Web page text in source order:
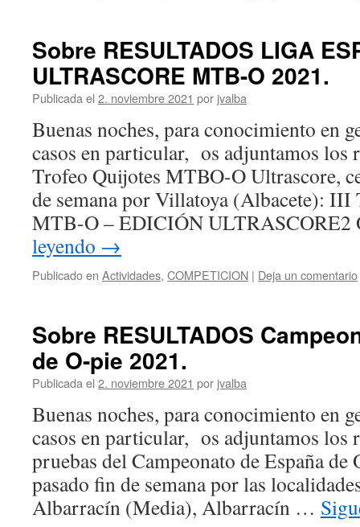
Sobre RESULTADOS LIGA
ULTRASCORE MTB-O 2021.
Publicada el 2. noviembre 2021 por jvalba
Buenas noches, para conocimiento en
casos en particular, os adjuntamos los
Trofeo Quijotes MTBO-O Ultrascore,
de semana por Villatoya (Albacete):
MTB-O – EDICIÓN
leyendo →
Publicado en Actividades, COMPETICION | Deja un comentario
Sobre RESULTADOS
de O-pie 2021.
Publicada el 2. noviembre 2021 por jvalba
Buenas noches, para conocimiento en
casos en particular, os adjuntamos los
pruebas del Campeonato de España de
pasado fin de semana por las
Albarracín (Media), Albarracín …